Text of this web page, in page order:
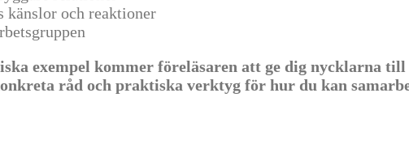
känslor och reaktioner
exempel kommer föreläsaren att ge dig nycklarna
råd och praktiska verktyg för hur du kan